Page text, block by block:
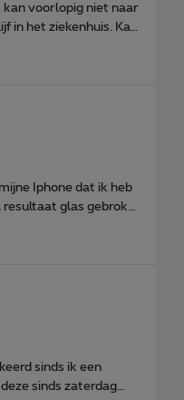
kan voorlopig niet naar
in het ziekenhuis. Kan
naar dat adres?
Iphone dat ik heb
glas gebroken
nog tot 2025.
sinds ik een
sinds zaterdag